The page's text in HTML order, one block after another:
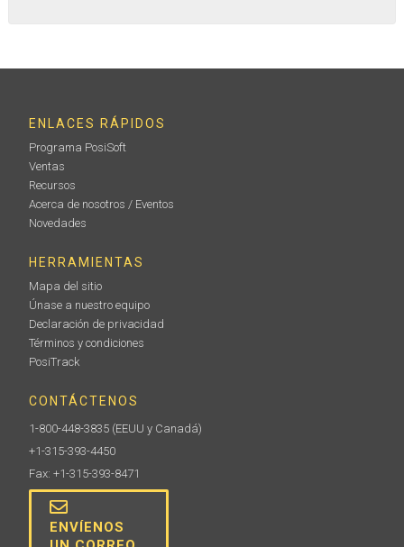
ENLACES RÁPIDOS
Programa PosiSoft
Ventas
Recursos
Acerca de nosotros / Eventos
Novedades
HERRAMIENTAS
Mapa del sitio
Únase a nuestro equipo
Declaración de privacidad
Términos y condiciones
PosiTrack
CONTÁCTENOS
1-800-448-3835 (EEUU y Canadá)
+1-315-393-4450
Fax: +1-315-393-8471
ENVÍENOS